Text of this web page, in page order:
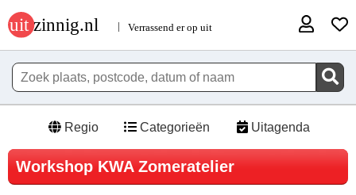
Regio Categorieën Uitagenda
Workshop KWA Zomeratelier